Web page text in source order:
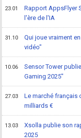
23.01
Rapport AppsFlyer
l'ère de l'IA
31.10
Qui joue vraiment
vidéo"
10.06
Sensor Tower
Gaming 2025"
27.03
Le marché français
milliards €
13.03
Xsolla publie son
2025